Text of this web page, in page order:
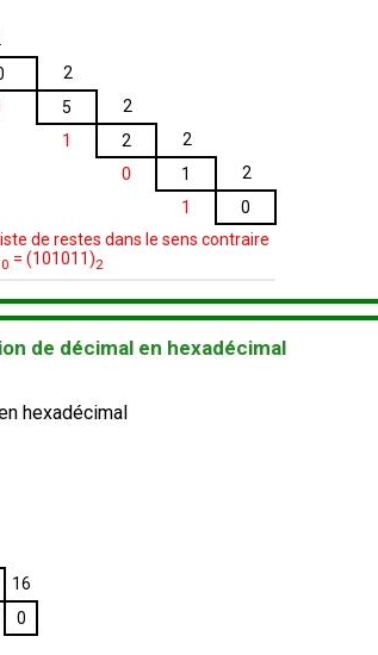
2
5
2
1
2
2
0
1
2
1
0
de restes dans le sens contraire
= (101011)2
de décimal en hexadécimal
hexadécimal
16
0